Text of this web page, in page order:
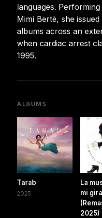
languages.
Mimì Bertè, she
albums across an
when cardiac arrest
1995.
ALBUMS
Tarab
2025
La
mi
2025)